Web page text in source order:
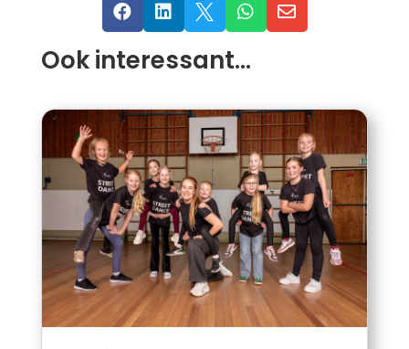
    
Ook interessant…